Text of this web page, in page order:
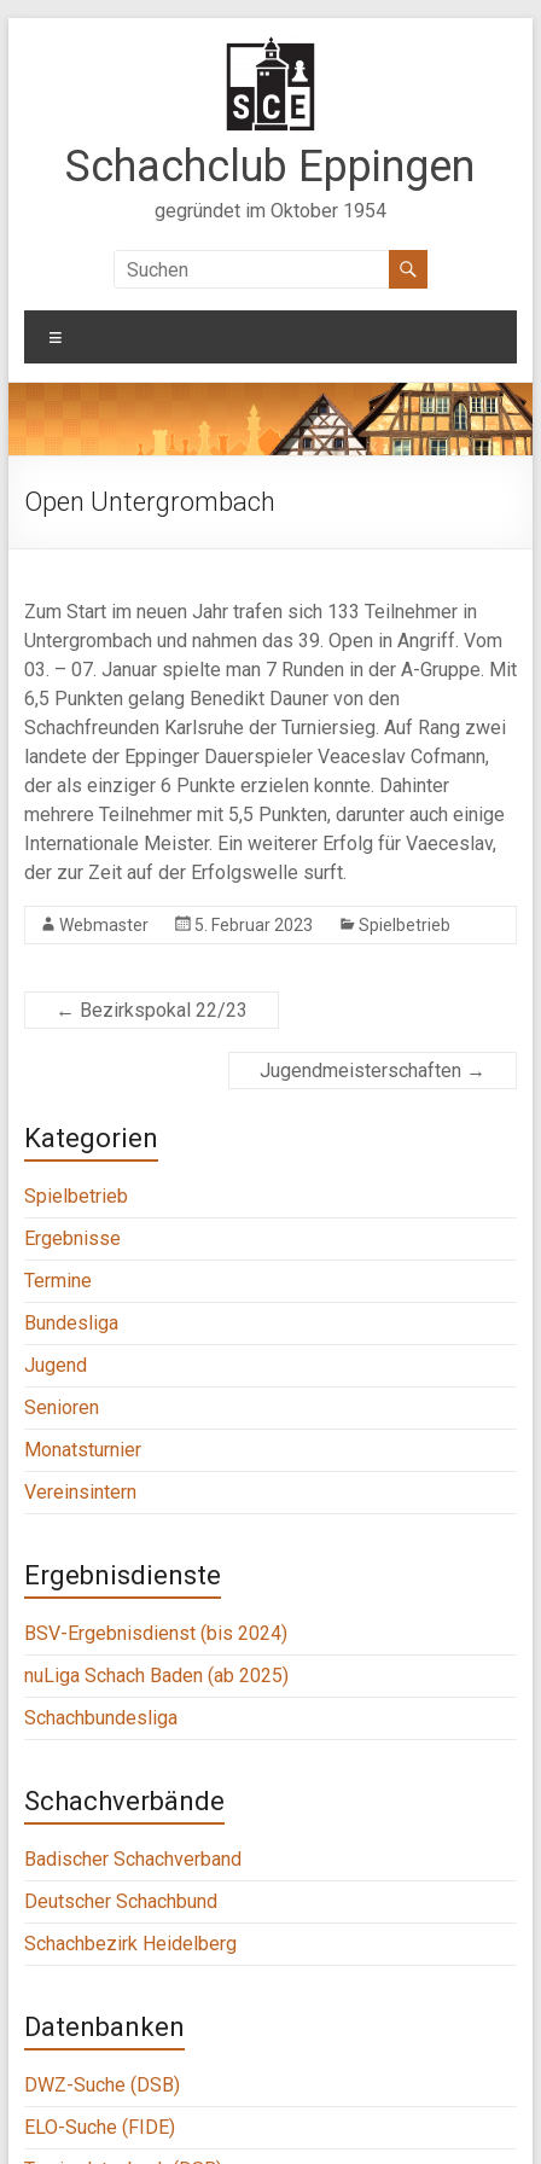
Schachclub Eppingen
gegründet im Oktober 1954
Open Untergrombach
Zum Start im neuen Jahr trafen sich 133 Teilnehmer in
Untergrombach und nahmen das 39. Open in Angriff. Vom
03. – 07. Januar spielte man 7 Runden in der A-Gruppe. Mit
6,5 Punkten gelang Benedikt Dauner von den
Schachfreunden Karlsruhe der Turniersieg. Auf Rang zwei
landete der Eppinger Dauerspieler Veaceslav Cofmann,
der als einziger 6 Punkte erzielen konnte. Dahinter
mehrere Teilnehmer mit 5,5 Punkten, darunter auch einige
Internationale Meister. Ein weiterer Erfolg für Vaeceslav,
der zur Zeit auf der Erfolgswelle surft.
Webmaster 5. Februar 2023 Spielbetrieb
← Bezirkspokal 22/23
Jugendmeisterschaften →
Kategorien
Spielbetrieb
Ergebnisse
Termine
Bundesliga
Jugend
Senioren
Monatsturnier
Vereinsintern
Ergebnisdienste
BSV-Ergebnisdienst (bis 2024)
nuLiga Schach Baden (ab 2025)
Schachbundesliga
Schachverbände
Badischer Schachverband
Deutscher Schachbund
Schachbezirk Heidelberg
Datenbanken
DWZ-Suche (DSB)
ELO-Suche (FIDE)